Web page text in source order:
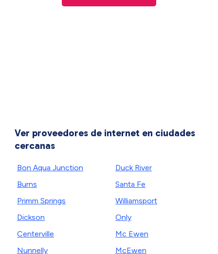
Ver proveedores de internet en ciudades
cercanas
Bon Aqua Junction
Burns
Primm Springs
Dickson
Centerville
Nunnelly
Duck River
Santa Fe
Williamsport
Only
Mc Ewen
McEwen